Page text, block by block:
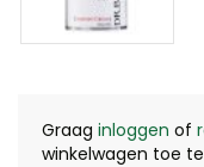
Graag inloggen of
winkelwagen toe